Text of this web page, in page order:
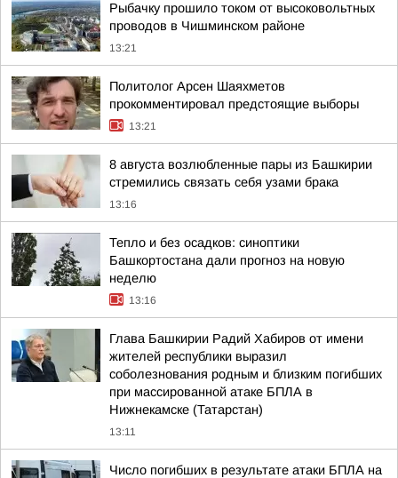
Рыбачку прошило током от высоковольтных
проводов в Чишминском районе
13:21
Политолог Арсен Шаяхметов
прокомментировал предстоящие выборы
13:21
8 августа возлюбленные пары из Башкирии
стремились связать себя узами брака
13:16
Тепло и без осадков: синоптики
Башкортостана дали прогноз на новую
неделю
13:16
Глава Башкирии Радий Хабиров от имени
жителей республики выразил
соболезнования родным и близким погибших
при массированной атаке БПЛА в
Нижнекамске (Татарстан)
13:11
Число погибших в результате атаки БПЛА на